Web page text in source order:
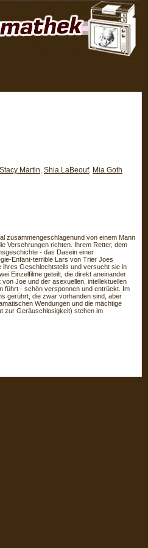
Stacy Martin Shia LaBeouf, Mia Goth
zusammengeschlagenund von einem Mann
Versehrungen richten. Ihrem Retter, dem
- das Dasein einer
Enfant-terrible Lars von Trier Joes
ihres Geschlechtsteils und versucht sie in
Einzelfilme geteilt, die direkt aneinander
Joe und der asexuellen, intellektuellen
führt - schön versponnen und entrückt. Im
gerührt, die zwar vorhanden sind, aber
Wendungen und die mächtige
zur Geräuschlosigkeit) stehen im